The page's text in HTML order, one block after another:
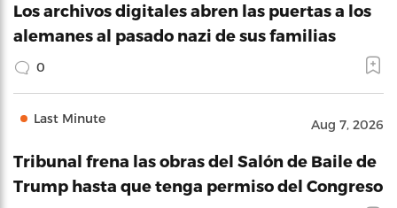
Los archivos digitales abren las puertas a los
alemanes al pasado nazi de sus familias
0
Last Minute Aug 7, 2026
Tribunal frena las obras del Salón de Baile de
Trump hasta que tenga permiso del Congreso